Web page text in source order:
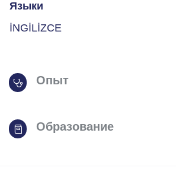
Языки
İNGİLİZCE
Опыт
Образование